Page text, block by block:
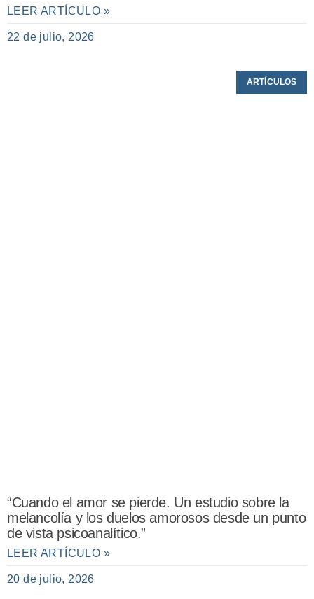
LEER ARTÍCULO »
22 de julio, 2026
ARTÍCULOS
“Cuando el amor se pierde. Un estudio sobre la
melancolía y los duelos amorosos desde un punto
de vista psicoanalítico.”
LEER ARTÍCULO »
20 de julio, 2026